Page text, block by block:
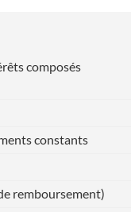
composés
constants
remboursement)